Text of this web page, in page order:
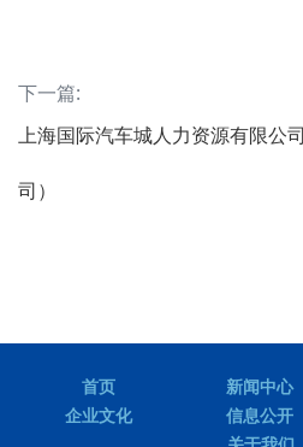
下一篇:
上海国际汽车城人力资源有限公
司）
首页 新闻中心
企业文化
信息公开